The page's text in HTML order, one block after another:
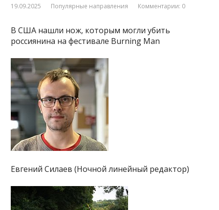
19.09.2025 Популярные направления Комментарии: 0
В США нашли нож, которым могли убить
россиянина на фестивале Burning Man
Евгений Силаев (Ночной линейный редактор)